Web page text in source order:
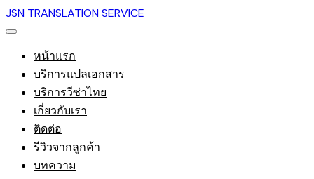
JSN TRANSLATION SERVICE
หน้าแรก
บริการแปลเอกสาร
บริการวีซ่าไทย
เกี่ยวกับเรา
ติดต่อ
รีวิวจากลูกค้า
บทความ